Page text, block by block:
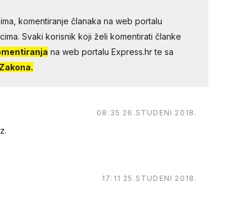
komentiranje članaka na web portalu
Svaki korisnik koji želi komentirati članke
na web portalu Express.hr te sa
08:35 26.STUDENI 2018.
17:11 25.STUDENI 2018.